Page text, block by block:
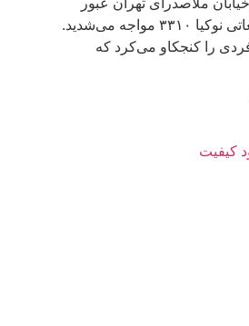
می‌کردید با تابلو تبلیغاتی نوکیا ۳۳۱۰ مواجه می‌شدید.
فردی را کنجکاو می‌کرد که